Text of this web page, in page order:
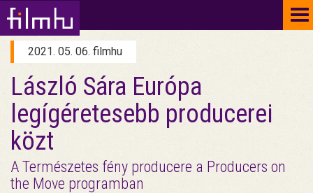
2021. 05. 06. filmhu
László Sára Európa
legígéretesebb producerei
közt
A Természetes fény producere a Producers on
the Move programban